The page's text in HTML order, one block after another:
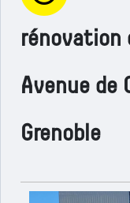
rénovation
Avenue de
Grenoble